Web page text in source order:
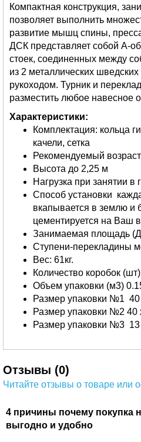
Компактная конструкция,
позволяет выполнить
развитие мышц спины,
ДСК представляет собой А-
стоек, соединенных между
из 2 металлических
рукоходом. Турник и
разместить любое навесное
Характеристики:
Комплектация: кольца
качели, сетка
Рекомендуемый возраст
Высота до 2,25 м
Нагрузка при занятии в
Способ установки
вкапывается в землю и
цементируется на Ваш
Занимаемая площадь
Ступени-перекладины
Вес: 61кг.
Количество коробок
Объем упаковки (м3)
Размер упаковки №1 40
Размер упаковки №2 40
Размер упаковки №3 13
Отзывы (0)
Читайте отзывы о товаре или
4 причины почему покупка
выгодно и удобно